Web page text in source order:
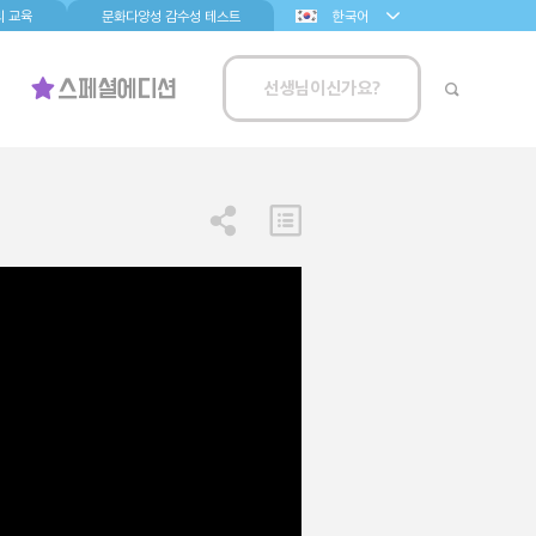
교육 문화다양성 감수성 테스트 한국어